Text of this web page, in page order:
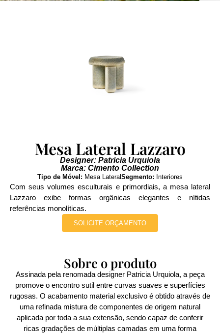
Mesa Lateral Lazzaro
Designer: Patricia Urquiola
Marca: Cimento Collection
Tipo de Móvel: Mesa LateralSegmento: Interiores
Com seus volumes esculturais e primordiais, a mesa lateral
Lazzaro exibe formas orgânicas elegantes e nítidas
referências monolíticas.
SOLICITE ORÇAMENTO
Sobre o produto
Assinada pela renomada designer Patricia Urquiola, a peça
promove o encontro sutil entre curvas suaves e superfícies
rugosas. O acabamento material exclusivo é obtido através de
uma refinada mistura de componentes de origem natural
aplicada por toda a sua extensão, sendo capaz de conferir
ricas gradações de múltiplas camadas em uma forma